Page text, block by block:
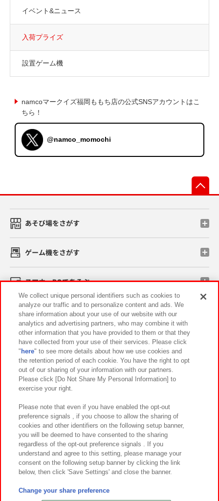
イベント&ニュース
入荷プライズ
設置ゲーム機
namcoマークイズ福岡ももち店の公式SNSアカウントはこ
ちら！
@namco_momochi
あそび場をさがす
ゲーム機をさがす
スマホ・PCであそぶ
イベント・キャンペーン
関連会社 サステナビリティ サイトポリシー
プライバシーポリシー ウェブアクセシビリティ方針と検証結果
お取引先さまとともに
カスタマーハラスメント対応方針 よくあるご質問・お問い合わせ
©Bandai Namco Amusement Inc.
©Bandai Namco Amusement Lab Inc.
We collect unique personal identifiers such as cookies to
analyze our traffic and to personalize content and ads. We
share information about your use of our website with our
analytics and advertising partners, who may combine it with
other information that you have provided to them or that they
have collected from your use of their services. Please click
" here" to see more details about how we use cookies and
the retention period of each cookie. You have the right to opt
out of our sharing of your information with our partners.
Please click [Do Not Share My Personal Information] to
exercise your right.
Please note that even if you have enabled the opt-out
preference signals , if you choose to allow the sharing of
cookies and other identifiers on the following setup banner,
you will be deemed to have consented to the sharing
regardless of the opt-out preference signals . If you
understand and agree to this setting, please manage your
consent on the following setup banner by clicking the link
below, then click 'Save Settings' and close the banner.
Change your share preference